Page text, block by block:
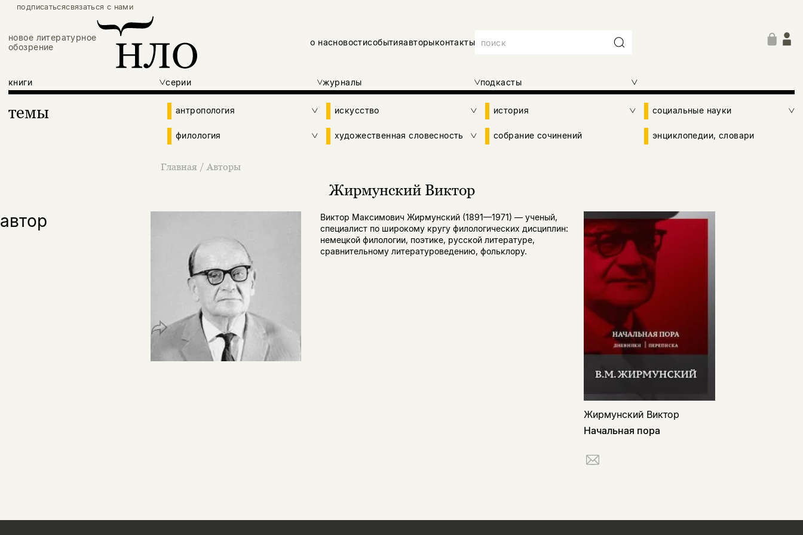
подписатьсясвязаться с нами
новое литературное
обозрение
о насновостисобытияавторыконтакты
книги серии журналы подкасты
темы антропология искусство история социальные науки
филология художественная словесность собрание сочинений энциклопедии, словари
Главная / Авторы
Жирмунский Виктор
автор
Виктор Максимович Жирмунский (1891—1971) — ученый,
специалист по широкому кругу филологических дисциплин:
немецкой филологии, поэтике, русской литературе,
сравнительному литературоведению, фольклору.
Жирмунский Виктор
Начальная пора